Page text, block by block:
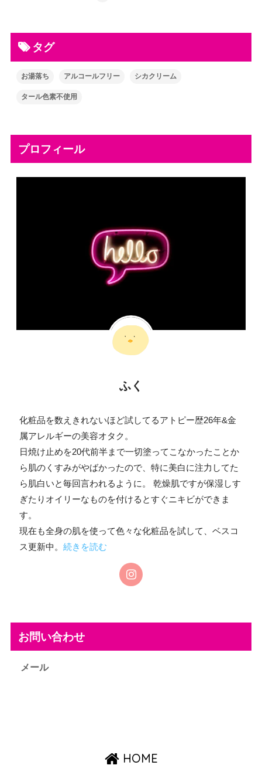
タグ
お湯落ち アルコールフリー シカクリーム
タール色素不使用
プロフィール
ふく
化粧品を数えきれないほど試してるアトピー歴26年&金
属アレルギーの美容オタク。
日焼け止めを20代前半まで一切塗ってこなかったことか
ら肌のくすみがやばかったので、特に美白に注力してた
ら肌白いと毎回言われるように。 乾燥肌ですが保湿しす
ぎたりオイリーなものを付けるとすぐニキビができま
す。
現在も全身の肌を使って色々な化粧品を試して、ベスコ
ス更新中。 続きを読む
お問い合わせ
メール
HOME